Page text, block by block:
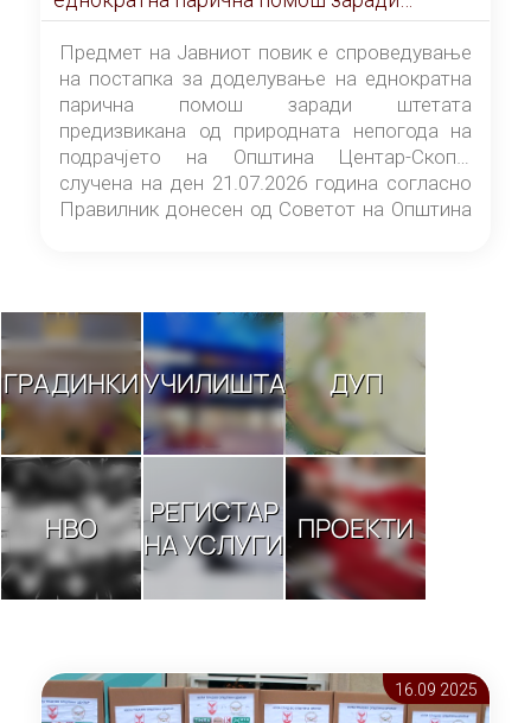
штетата предизвикана од природната
непогода на подрачјето на Општина
Центар-Скопје случена на ден 21.07.2026
година
Предмет на Јавниот повик е спроведување
на постапка за доделување на еднократна
парична помош заради штетата
предизвикана од природната непогода на
подрачјето на Општина Центар-Скопје
случена на ден 21.07.2026 година согласно
Правилник донесен од Советот на Општина
ГРАДИНКИУЧИЛИШТА ДУП
НВО
РЕГИСТАР
НА УСЛУГИ ПРОЕКТИ
16.09 2025